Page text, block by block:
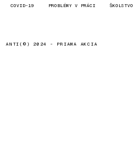
COVID-19 PROBLÉMY V PRÁCI ŠKOLSTVO
ANTI(©) 2024 - PRIAMA AKCIA